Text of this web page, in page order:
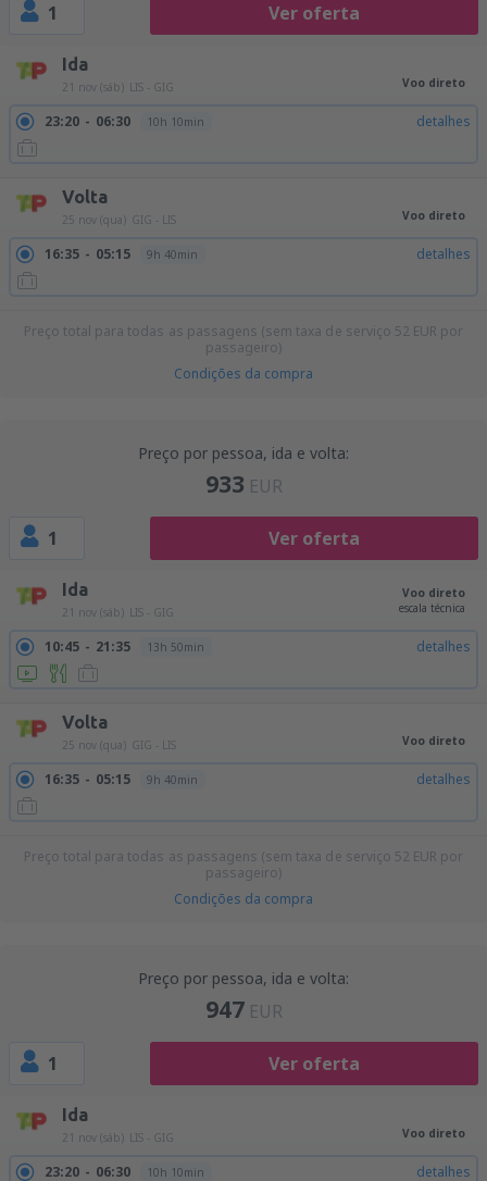
1 Ver oferta
Ida
21 nov (sáb) LIS - GIG Voo direto
23:20 06:30 10h 10min detalhes
Volta
25 nov (qua) GIG - LIS Voo direto
16:35 05:15 9h 40min detalhes
Preço total para todas as passagens (sem taxa de serviço 52 EUR por
passageiro)
Condições da compra
Preço por pessoa, ida e volta:
933 EUR
1 Ver oferta
Ida
21 nov (sáb) LIS - GIG
Voo direto
escala técnica
10:45 21:35 13h 50min detalhes
Volta
25 nov (qua) GIG - LIS Voo direto
16:35 05:15 9h 40min detalhes
Preço total para todas as passagens (sem taxa de serviço 52 EUR por
passageiro)
Condições da compra
Preço por pessoa, ida e volta:
947 EUR
1 Ver oferta
Ida
21 nov (sáb) LIS - GIG Voo direto
23:20 06:30 10h 10min detalhes